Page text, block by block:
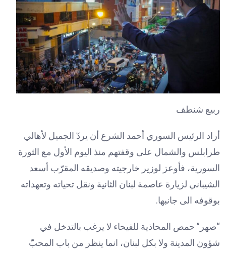
ربيع شنطف
أراد الرئيس السوري أحمد الشرع أن يردّ الجميل لأهالي
طرابلس والشمال على وقفتهم منذ اليوم الأول مع الثورة
السورية، فأوعز لوزير خارجيته وصديقه المقرّب أسعد
الشيباني لزيارة عاصمة لبنان الثانية ونقل تحياته وتعهداته
بوقوفه الى جانبها.
“صهر” حمص المحاذية للفيحاء لا يرغب بالتدخل في
شؤون المدينة ولا بكل لبنان، انما ينظر من باب المحبّ